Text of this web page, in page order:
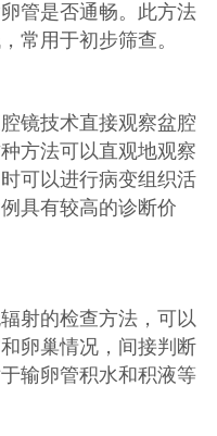
管是否通畅。此方法
常用于初步筛查。
镜技术直接观察盆腔
方法可以直观地观察
可以进行病变组织活
具有较高的诊断价
射的检查方法，可以
卵巢情况，间接判断
输卵管积水和积液等